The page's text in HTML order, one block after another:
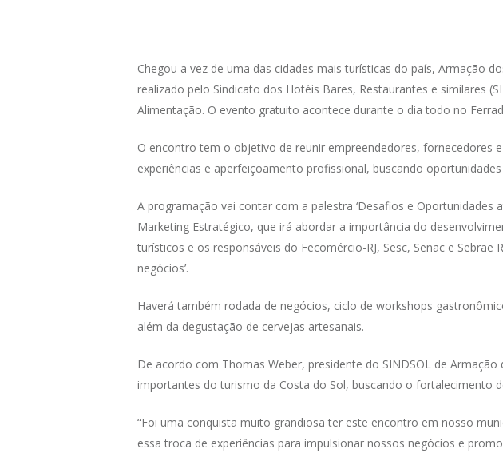
Chegou a vez de uma das cidades mais turísticas do país, Armação
realizado pelo Sindicato dos Hotéis Bares, Restaurantes e similares
Alimentação. O evento gratuito acontece durante o dia todo no
O encontro tem o objetivo de reunir empreendedores, fornecedores
experiências e aperfeiçoamento profissional, buscando
A programação vai contar com a palestra ‘Desafios e Oportunidades
Marketing Estratégico, que irá abordar a importância do
turísticos e os responsáveis do Fecomércio-RJ, Sesc, Senac e
negócios’.
Haverá também rodada de negócios, ciclo de workshops
além da degustação de cervejas artesanais.
De acordo com Thomas Weber, presidente do SINDSOL de
importantes do turismo da Costa do Sol, buscando o fortalecimento
“Foi uma conquista muito grandiosa ter este encontro em nosso
essa troca de experiências para impulsionar nossos negócios e